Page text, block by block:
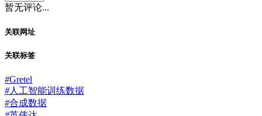
暂无评论...
关联网址
关联标签
#Gretel
#人工智能训练数据
#合成数据